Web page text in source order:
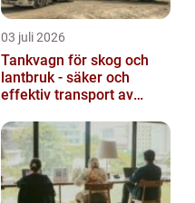
03 juli 2026
Tankvagn för skog och
lantbruk - säker och
effektiv transport av